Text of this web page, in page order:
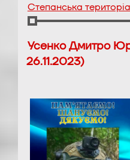
Степанська
Усенко Дмитро
26.11.2023)